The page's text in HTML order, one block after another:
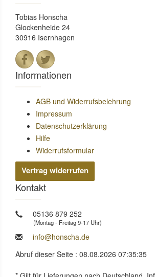
Tobias Honscha
Glockenheide 24
30916 Isernhagen
Informationen
AGB und Widerrufsbelehrung
Impressum
Datenschutzerklärung
Hilfe
Widerrufsformular
Vertrag widerrufen
Kontakt
05136 879 252
(Montag - Freitag 9-17 Uhr)
info@honscha.de
Abruf dieser Seite : 08.08.2026 07:35:35